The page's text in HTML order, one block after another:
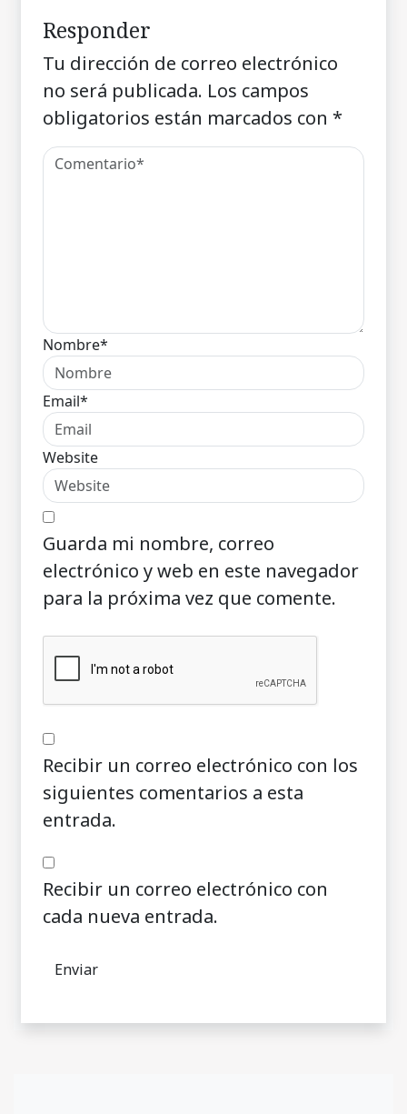
Responder
Tu dirección de correo electrónico
no será publicada. Los campos
obligatorios están marcados con *
Nombre*
Email*
Website
Guarda mi nombre, correo
electrónico y web en este navegador
para la próxima vez que comente.
Recibir un correo electrónico con los
siguientes comentarios a esta
entrada.
Recibir un correo electrónico con
cada nueva entrada.